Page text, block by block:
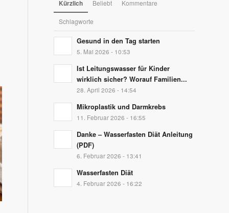
Kürzlich Beliebt Kommentare
Schlagworte
Gesund in den Tag starten
5. Mai 2026 - 10:53
Ist Leitungswasser für Kinder
wirklich sicher? Worauf Familien...
28. April 2026 - 14:54
Mikroplastik und Darmkrebs
11. Februar 2026 - 16:55
Danke – Wasserfasten Diät Anleitung
(PDF)
6. Februar 2026 - 13:41
Wasserfasten Diät
4. Februar 2026 - 16:22